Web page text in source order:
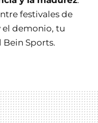
festivales de
el demonio, tu
Sports.